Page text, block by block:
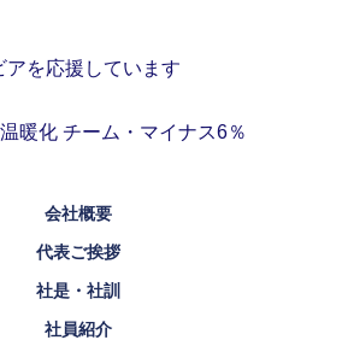
会社概要
代表ご挨拶
社是・社訓
社員紹介